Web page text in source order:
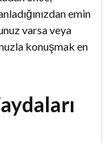
emin
varsa veya
konuşmak en